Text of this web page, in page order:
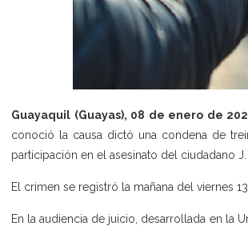
Guayaquil (Guayas), 08 de enero de
conoció la causa dictó una condena de
participación en el asesinato del ciudadano
El crimen se registró la mañana del viernes
En la audiencia de juicio, desarrollada en la